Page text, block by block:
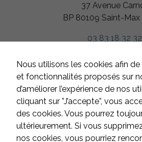
37 Avenue
BP 80109 Saint-Max
03 83 18 32 32
HORAIRES
Du lundi au
de 8h à 12h et de
Le vendredi
de 8h à 12h et de
Samedi et
fermé
Nous utilisons les cookies afin
et fonctionnalités proposés sur
d’améliorer l’expérience de nos
cliquant sur ”J’accepte”, vous
des cookies. Vous pourrez
ultérieurement. Si vous
nos cookies, vous pourriez